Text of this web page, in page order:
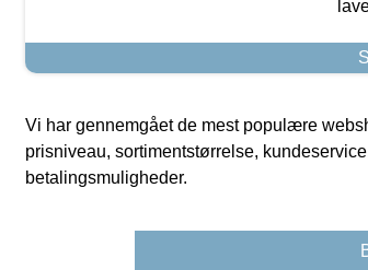
Vi har gennemgået de mest populære
prisniveau, sortimentstørrelse,
betalingsmuligheder.